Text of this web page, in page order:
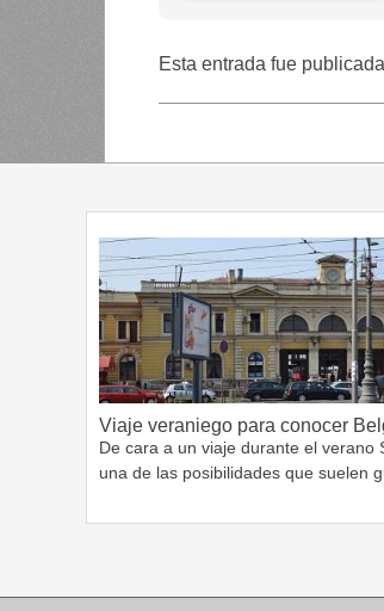
Esta entrada fue
Viaje veraniego para conocer
De cara a un viaje durante el verano
una de las posibilidades que suelen